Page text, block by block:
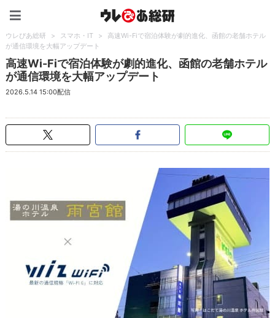
ウレぴあ総研 > スマホ・IT >
高速Wi-Fiで宿泊体験が劇的進化、函館の老舗ホテル
が通信環境を大幅アップデート
高速Wi-Fiで宿泊体験が劇的進化、函館の老舗ホテル
が通信環境を大幅アップデート
2026.5.14 15:00配信